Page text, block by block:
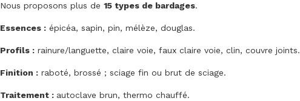
Nous proposons plus de 15 types de bardages.
Essences : épicéa, sapin, pin, mélèze, douglas.
Profils : rainure/languette, claire voie, faux claire voie, clin, couvre joints.
Finition : raboté, brossé ; sciage fin ou brut de sciage.
Traitement : autoclave brun, thermo chauffé.